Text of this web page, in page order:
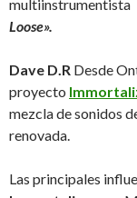
multiinstrumentista
Loose».
Dave D.R Desde
proyecto
mezcla de sonidos
renovada.
Las principales